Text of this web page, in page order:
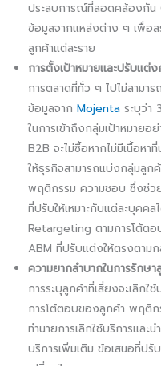
ประสบการณ์ที่สอดคล้องกัน
ข้อมูลจากแหล่งต่าง ๆ เพื่อ
ลูกค้าแต่ละราย
การตั้งเป้าหมายและปรับแต่
การตลาดที่ทั่ว ๆ ไปไม่สามา
ข้อมูลจาก Mojenta ระบุว่า
ในการเข้าถึงกลุ่มเป้าหมาย
B2B จะไม่ซื้อหากไม่มีเนื้อห
ให้ธุรกิจสามารถแบ่งกลุ่มลูก
พฤติกรรม ความชอบ ซึ่งช่วย
ที่ปรับให้เหมาะกับแต่ละบุคค
Retargeting ตามการโต้ตอ
ABM ที่ปรับแต่งให้ตรงตามก
ความยากลำบากในการรักษา
การระบุลูกค้าที่เสี่ยงจะเลิก
การโต้ตอบของลูกค้า พฤติ
ทำนายการเลิกใช้บริการและ
บริการเพิ่มเติม ข้อเสนอที่ป